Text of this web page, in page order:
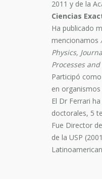
2011 y de la
Ciencias
Ha publicado
mencionamos
Physics,
Processes
Participó
en
El Dr Ferrari
doctorales, 5
Fue Director
de la USP